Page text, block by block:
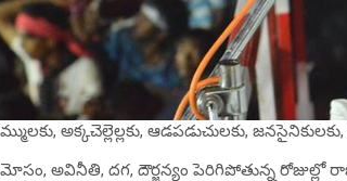
అక్కచెల్లెల్లకు, ఆడపడుచులకు,
అవినీతి, దగ, దౌర్జన్యం పెరిగిపోతున్న